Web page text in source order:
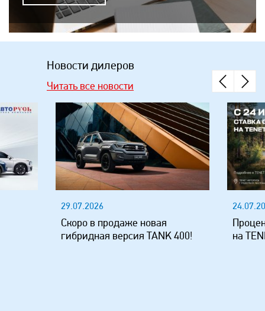
Новости дилеров
Читать все новости
29.07.2026
Скоро в продаже новая
гибридная версия TANK 400!
на